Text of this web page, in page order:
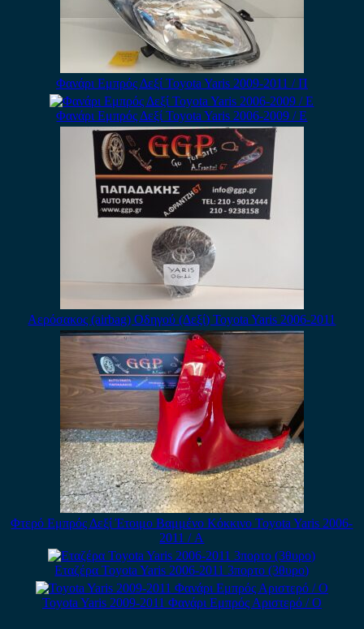
Φανάρι Εμπρός Δεξί Toyota Yaris 2009-2011 / Π
Φανάρι Εμπρός Δεξί Toyota Yaris 2006-2009 / Ε
Αερόσακος (airbag) Οδηγού (Δεξί) Toyota Yaris 2006-2011
Φτερό Εμπρός Δεξί Έτοιμο Βαμμένο Κόκκινο Toyota Yaris 2006-
2011 / Α
Εταζέρα Toyota Yaris 2006-2011 3πορτο (3θυρο)
Toyota Yaris 2009-2011 Φανάρι Εμπρός Αριστερό / Ο